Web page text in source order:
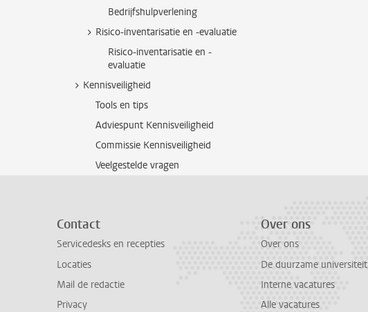
Bedrijfshulpverlening
Risico-inventarisatie en -evaluatie
Risico-inventarisatie en -
evaluatie
Kennisveiligheid
Tools en tips
Adviespunt Kennisveiligheid
Commissie Kennisveiligheid
Veelgestelde vragen
Contact
Servicedesks en recepties
Locaties
Mail de redactie
Privacy
Over ons
Over ons
De duurzame universiteit
Interne vacatures
Alle vacatures